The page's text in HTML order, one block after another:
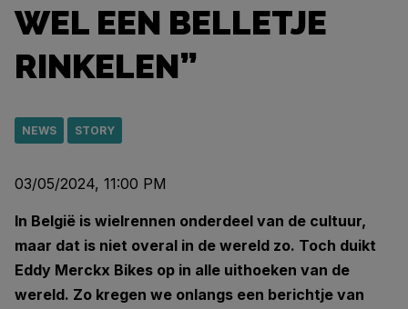
WEL EEN BELLETJE
RINKELEN”
NEWS STORY
03/05/2024, 11:00 PM
In België is wielrennen onderdeel van de cultuur,
maar dat is niet overal in de wereld zo. Toch duikt
Eddy Merckx Bikes op in alle uithoeken van de
wereld. Zo kregen we onlangs een berichtje van